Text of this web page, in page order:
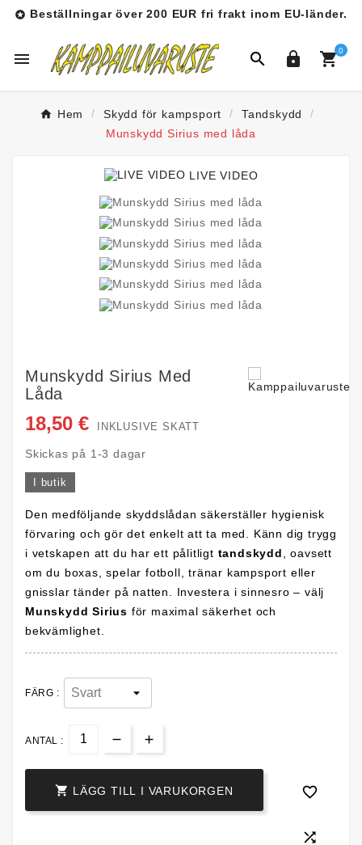
 Beställningar över 200 EUR fri frakt inom EU-länder.
   0
Hem Skydd för kampsport
Tandskydd
Munskydd Sirius med låda
LIVE VIDEO
Munskydd Sirius Med
Låda
18,50 € INKLUSIVE SKATT
Skickas på 1-3 dagar
I butik
Den medföljande skyddslådan säkerställer hygienisk
förvaring och gör det enkelt att ta med. Känn dig trygg
i vetskapen att du har ett pålitligt tandskydd
, oavsett
om du boxas, spelar fotboll, tränar kampsport eller
gnisslar tänder på natten. Investera i sinnesro – välj
Munskydd Sirius för maximal säkerhet och
bekvämlighet.
FÄRG :
ANTAL :
 LÄGG TILL I VARUKORGEN 
